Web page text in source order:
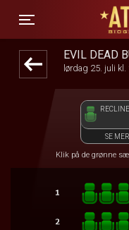
Toggle
ATLAS
EVIL DEAD
lørdag 25. juli kl.
SE
Klik på de grønne